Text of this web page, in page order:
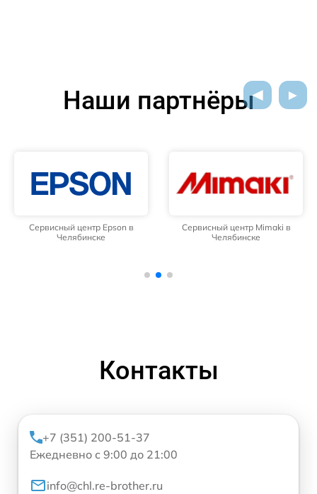
Наши партнёры
Сервисный центр Epson в
Челябинске
Сервисный центр Mimaki в
Челябинске
Контакты
+7 (351) 200-51-37
Ежедневно с 9:00 до 21:00
info@chl.re-brother.ru